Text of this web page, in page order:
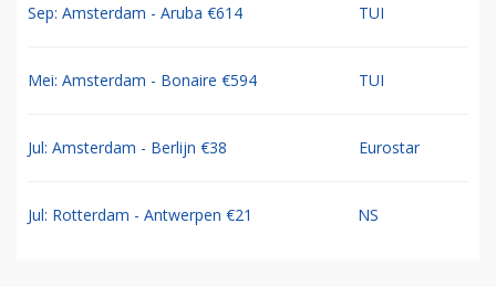
Sep: Amsterdam - Aruba €614 TUI
Mei: Amsterdam - Bonaire €594 TUI
Jul: Amsterdam - Berlijn €38 Eurostar
Jul: Rotterdam - Antwerpen €21 NS